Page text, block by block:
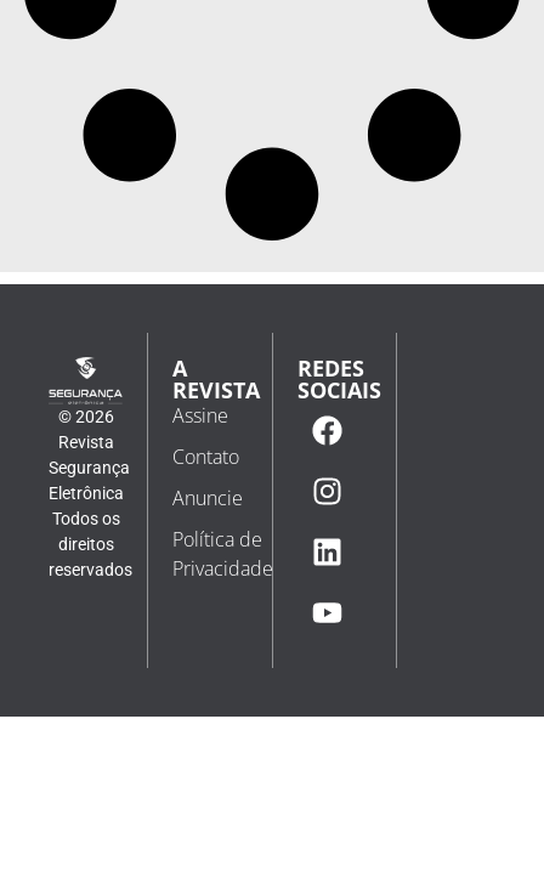
© 2026
Revista
Segurança
Eletrônica
Todos os
direitos
reservados
A
REVISTA
Assine
Contato
Anuncie
Política de
Privacidade
REDES
SOCIAIS